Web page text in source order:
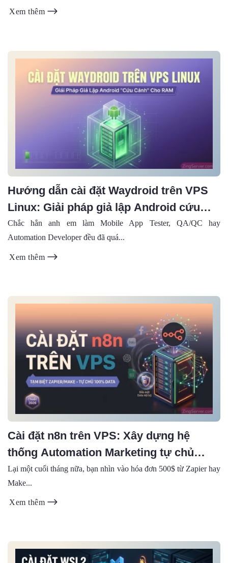
Xem thêm
Hướng dẫn cài đặt Waydroid trên VPS
Linux: Giải pháp giả lập Android cứu
cánh cho RAM (2026)
Chắc hẳn anh em làm Mobile App Tester, QA/QC hay
Automation Developer đều đã quá...
Xem thêm
Cài đặt n8n trên VPS: Xây dựng hệ
thống Automation Marketing tự chủ
100% dữ liệu (2026)
Lại một cuối tháng nữa, bạn nhìn vào hóa đơn 500$ từ Zapier hay
Make...
Xem thêm